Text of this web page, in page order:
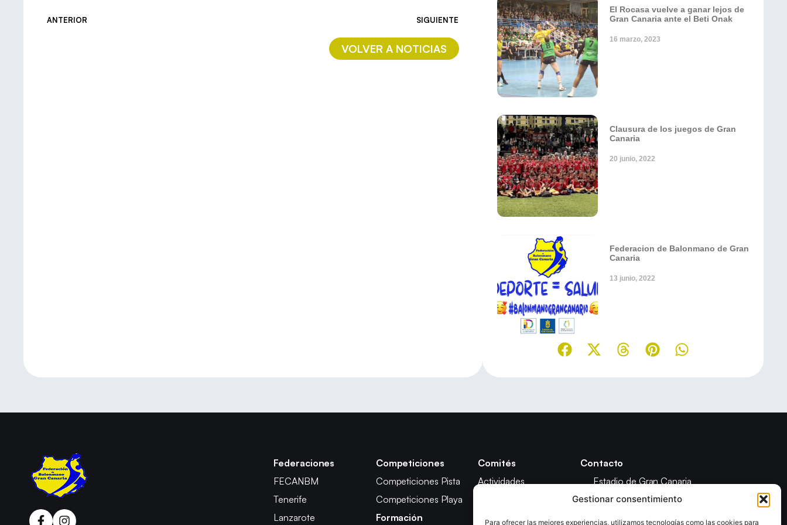
Gestionar consentimiento
Para ofrecer las mejores experiencias, utilizamos tecnologías como las cookies para
ANTERIOR SIGUIENTE
VOLVER A NOTICIAS
El Rocasa vuelve a ganar lejos de
Gran Canaria ante el Beti Onak
16 marzo, 2023
Clausura de los juegos de Gran
Canaria
20 junio, 2022
Federacion de Balonmano de Gran
Canaria
13 junio, 2022
Federaciones
FECANBM
Tenerife
Lanzarote
Competiciones
Competiciones Pista
Competiciones Playa
Formación
Comités
Actividades
Árbitros
Contacto
Estadio de Gran Canaria
Calle Fondos de Segura
35019 Las Palmas De Gran Canaria
(Las Palmas)